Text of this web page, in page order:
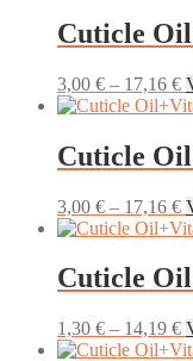
Cuticle
3,00 € – 17,16 €
Cuticle
3,00 € – 17,16 €
Cuticle
1,30 € – 14,19 €